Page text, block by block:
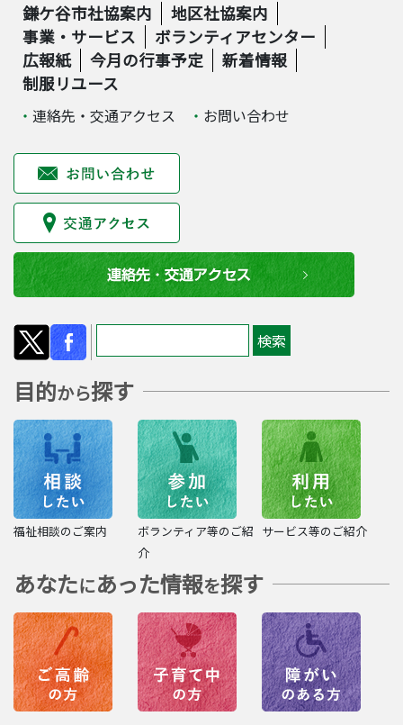
鎌ケ谷市社協案内
地区社協案内
事業・サービス
ボランティアセンター
広報紙
今月の行事予定
新着情報
制服リユース
連絡先・交通アクセス お問い合わせ
目的から探す
福祉相談のご案内
ボランティア等のご紹
介
サービス等のご紹介
あなたにあった情報を探す